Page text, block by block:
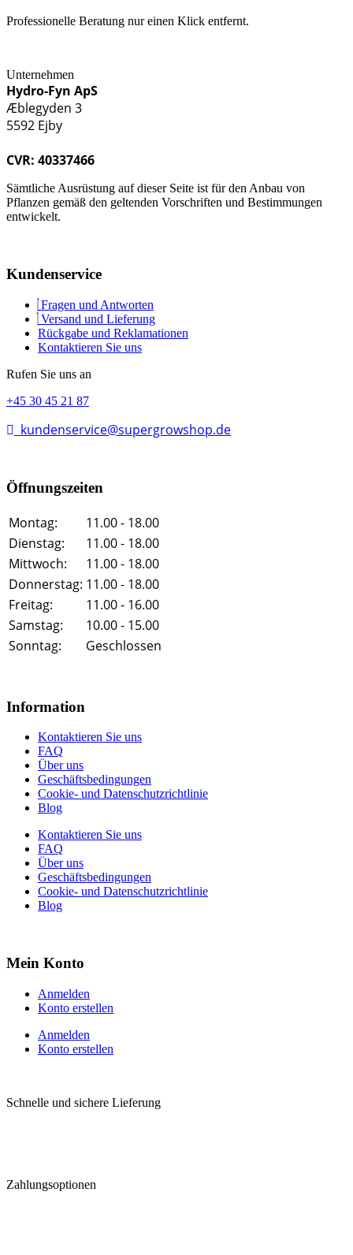
Professionelle Beratung nur einen Klick entfernt.
Unternehmen
Hydro-Fyn ApS
Æblegyden 3
5592 Ejby
CVR: 40337466
Sämtliche Ausrüstung auf dieser Seite ist für den Anbau von
Pflanzen gemäß den geltenden Vorschriften und Bestimmungen
entwickelt.
Kundenservice
Fragen und Antworten
Versand und Lieferung
Rückgabe und Reklamationen
Kontaktieren Sie uns
Rufen Sie uns an
+45 30 45 21 87
kundenservice@supergrowshop.de
Öffnungszeiten
Montag:
11.00 - 18.00
Dienstag:
11.00 - 18.00
Mittwoch:
11.00 - 18.00
Donnerstag: 11.00 - 18.00
Freitag:
11.00 - 16.00
Samstag:
10.00 - 15.00
Sonntag:
Geschlossen
Information
Kontaktieren Sie uns
FAQ
Über uns
Geschäftsbedingungen
Cookie- und Datenschutzrichtlinie
Blog
Kontaktieren Sie uns
FAQ
Über uns
Geschäftsbedingungen
Cookie- und Datenschutzrichtlinie
Blog
Mein Konto
Anmelden
Konto erstellen
Anmelden
Konto erstellen
Schnelle und sichere Lieferung
Zahlungsoptionen